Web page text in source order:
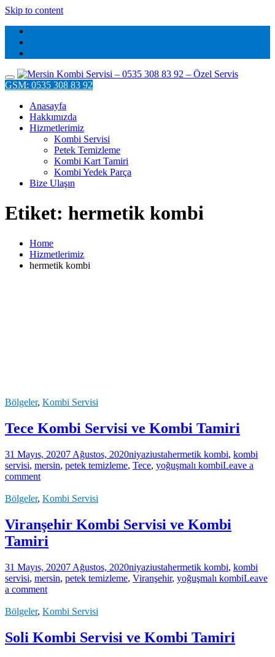
Skip to content
GSM: 0535 308 83 92
Anasayfa
Hakkımızda
Hizmetlerimiz
Kombi Servisi
Petek Temizleme
Kombi Kart Tamiri
Kombi Yedek Parça
Bize Ulaşın
Etiket: hermetik kombi
Home
Hizmetlerimiz
hermetik kombi
Bölgeler, Kombi Servisi
Tece Kombi Servisi ve Kombi Tamiri
31 Mayıs, 20207 Ağustos, 2020niyaziustahermetik kombi, kombi
servisi, mersin, petek temizleme, Tece, yoğuşmalı kombiLeave a
comment
Bölgeler, Kombi Servisi
Viranşehir Kombi Servisi ve Kombi
Tamiri
31 Mayıs, 20207 Ağustos, 2020niyaziustahermetik kombi, kombi
servisi, mersin, petek temizleme, Viranşehir, yoğuşmalı kombiLeave
a comment
Bölgeler, Kombi Servisi
Soli Kombi Servisi ve Kombi Tamiri